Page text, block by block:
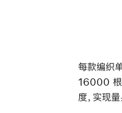
每款编织
16000 根
度，实现